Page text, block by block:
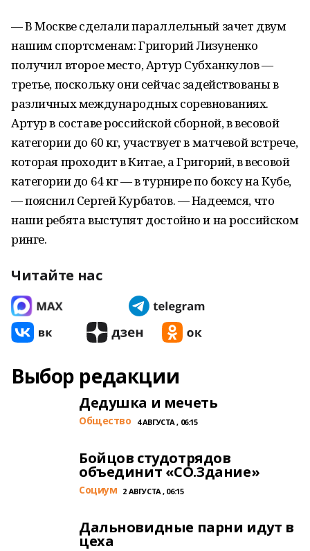
— В Москве сделали параллельный зачет двум
нашим спортсменам: Григорий Лизуненко
получил второе место, Артур Субханкулов —
третье, поскольку они сейчас задействованы в
различных международных соревнованиях.
Артур в составе российской сборной, в весовой
категории до 60 кг, участвует в матчевой встрече,
которая проходит в Китае, а Григорий, в весовой
категории до 64 кг — в турнире по боксу на Кубе,
— пояснил Сергей Курбатов. — Надеемся, что
наши ребята выступят достойно и на российском
ринге.
Читайте нас
Выбор редакции
Дедушка и мечеть
Общество 4 АВГУСТА , 06:15
Бойцов студотрядов
объединит «СО.Здание»
Cоциум 2 АВГУСТА , 06:15
Дальновидные парни идут в
цеха